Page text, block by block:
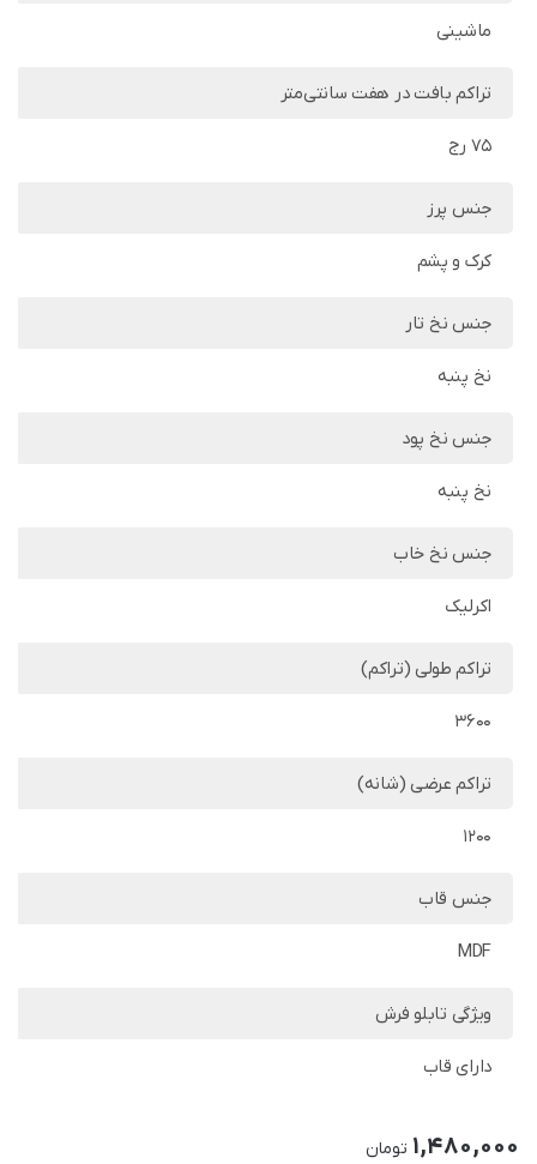
ماشینی
تراکم بافت در هفت سانتی‌متر
75 رج
جنس پرز
کرک و پشم
جنس نخ تار
نخ پنبه
جنس نخ پود
نخ پنبه
جنس نخ خاب
اکرلیک
تراکم طولی (تراکم)
3600
تراکم عرضی (شانه)
1200
جنس قاب
MDF
ویژگی تابلو فرش
دارای قاب
1,480,000 تومان